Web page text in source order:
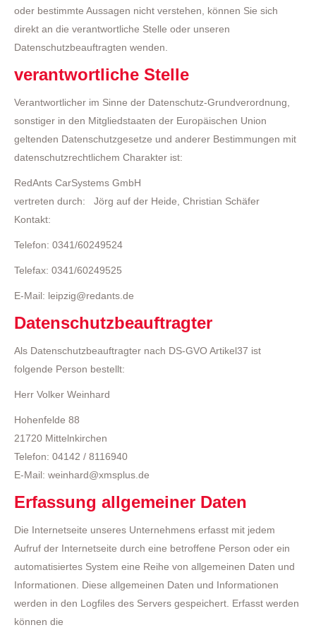
oder bestimmte Aussagen nicht verstehen, können Sie sich
direkt an die verantwortliche Stelle oder unseren
Datenschutzbeauftragten wenden.
verantwortliche Stelle
Verantwortlicher im Sinne der Datenschutz-Grundverordnung,
sonstiger in den Mitgliedstaaten der Europäischen Union
geltenden Datenschutzgesetze und anderer Bestimmungen mit
datenschutzrechtlichem Charakter ist:
RedAnts CarSystems GmbH
vertreten durch: Jörg auf der Heide, Christian Schäfer
Kontakt:
Telefon: 0341/60249524
Telefax: 0341/60249525
E-Mail: leipzig@redants.de
Datenschutzbeauftragter
Als Datenschutzbeauftragter nach DS-GVO Artikel37 ist
folgende Person bestellt:
Herr Volker Weinhard
Hohenfelde 88
21720 Mittelnkirchen
Telefon: 04142 / 8116940
E-Mail: weinhard@xmsplus.de
Erfassung allgemeiner Daten
Die Internetseite unseres Unternehmens erfasst mit jedem
Aufruf der Internetseite durch eine betroffene Person oder ein
automatisiertes System eine Reihe von allgemeinen Daten und
Informationen. Diese allgemeinen Daten und Informationen
werden in den Logfiles des Servers gespeichert. Erfasst werden
können die